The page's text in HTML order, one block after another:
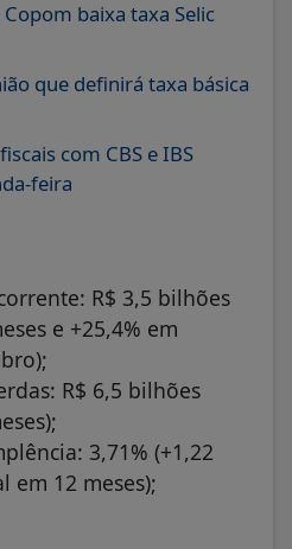
baixa taxa Selic
que definirá taxa básica
com CBS e IBS
feira
R$ 3,5 bilhões
e +25,4% em
R$ 6,5 bilhões
3,71% (+1,22
em 12 meses);